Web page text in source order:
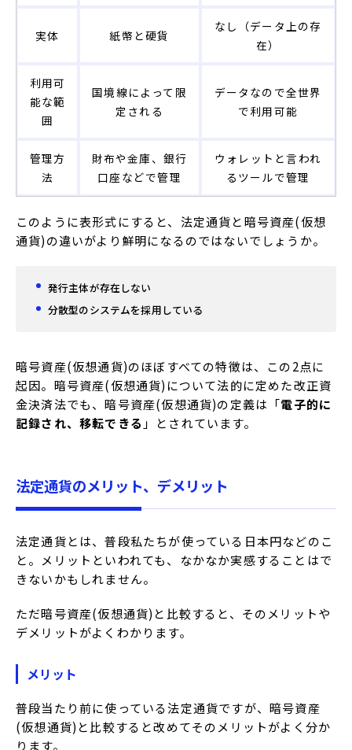
実体 紙幣と硬貨
なし（データ上の存
在）
利用可
能な範
囲
国境線によって限
定される
データなので全世界
で利用可能
管理方
法
財布や金庫、銀行
口座などで管理
ウォレットと言われ
るツールで管理
このように表形式にすると、法定通貨と暗号資産(仮想
通貨)の違いがより鮮明になるのではないでしょうか。
発行主体が存在しない
分散型のシステムを採用している
暗号資産(仮想通貨)のほぼすべての特徴は、この2点に
起因。暗号資産(仮想通貨)について法的に定めた改正資
金決済法でも、暗号資産(仮想通貨)の定義は「電子的に
記録され、移転できる 」とされています。
法定通貨のメリット、デメリット
法定通貨とは、普段私たちが使っている日本円などのこ
と。メリットといわれても、なかなか実感することはで
きないかもしれません。
ただ暗号資産(仮想通貨)と比較すると、そのメリットや
デメリットがよくわかります。
メリット
普段当たり前に使っている法定通貨ですが、暗号資産
(仮想通貨)と比較すると改めてそのメリットがよく分か
ります。